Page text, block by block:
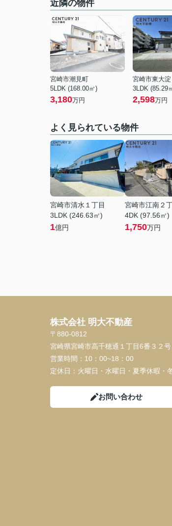
近隣の物件
宮崎市潮見町
5LDK (168.00㎡)
3,180万円
宮崎市東大淀
3LDK (85.29
2,598万円
よく見られている物件
宮崎市清水１丁目
3LDK (246.63㎡)
1億円
宮崎市江南２
4DK (97.56㎡)
1,750万円
株式会社 明大不動産
〒880-0812
宮崎県宮崎市高千穂通１丁目6番３２
営業時間： 10：00~18：00
定休日： 火曜日・水曜日・夏季休暇・
お問い合わせ